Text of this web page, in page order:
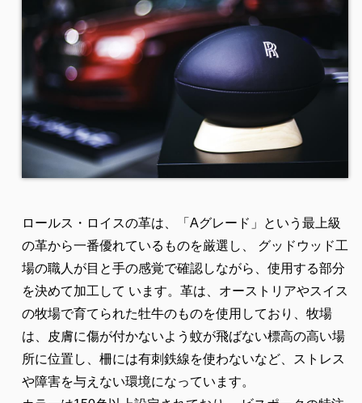
ロールス・ロイスの革は、「Aグレード」という最上級
の革から一番優れているものを厳選し、 グッドウッド工
場の職人が目と手の感覚で確認しながら、使用する部分
を決めて加工して います。革は、オーストリアやスイス
の牧場で育てられた牡牛のものを使用しており、牧場
は、皮膚に傷が付かないよう蚊が飛ばない標高の高い場
所に位置し、柵には有刺鉄線を使わないなど、ストレス
や障害を与えない環境になっています。